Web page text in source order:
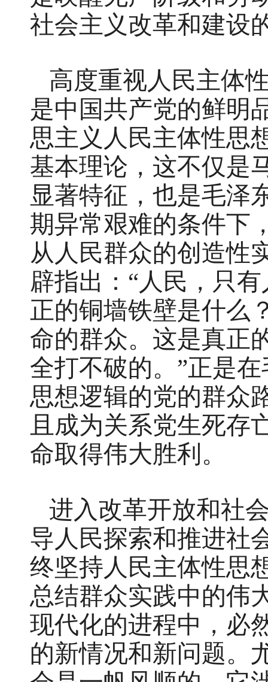
社会主义改革和建设
高度重视人民主体
是中国共产党的鲜明
思主义人民主体性思
基本理论，这不仅是
显著特征，也是毛泽
期异常艰难的条件下
从人民群众的创造性
辟指出：“人民，只
正的铜墙铁壁是什么
命的群众。这是真正
全打不破的。”正是
思想逻辑的党的群众
且成为关系党生死存
命取得伟大胜利。
进入改革开放和社
导人民探索和推进社
终坚持人民主体性思
总结群众实践中的伟
现代化的进程中，必
的新情况和新问题。